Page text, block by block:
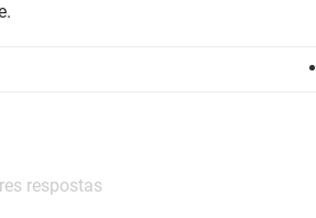
respostas